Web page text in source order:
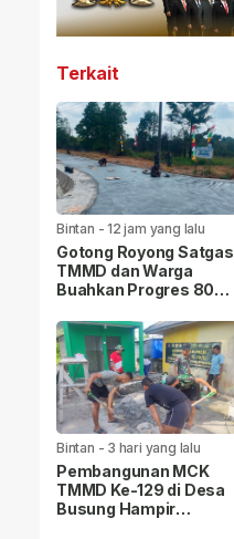
Terkait
Bintan -12 jam yang lalu
Gotong Royong Satgas
TMMD dan Warga
Buahkan Progres 80
Jalan
Bintan - 3 hari yang lalu
Pembangunan MCK
TMMD Ke-129 di Desa
Busung Hampir